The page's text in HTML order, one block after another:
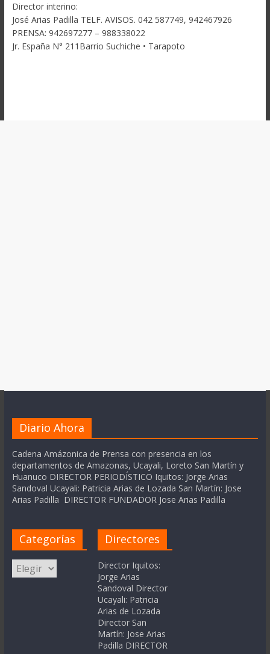
Director interino:
José Arias Padilla TELF. AVISOS. 042 587749, 942467926
PRENSA: 942697277 – 988338022
Jr. España N° 211Barrio Suchiche • Tarapoto
Diario Ahora
Cadena Amázonica de Prensa con presencia en los
departamentos de Amazonas, Ucayali, Loreto San Martín y
Huanuco DIRECTOR PERIODÍSTICO Iquitos: Jorge Arias
Sandoval Ucayali: Patricia Arias de Lozada San Martín: Jose
Arias Padilla DIRECTOR FUNDADOR Jose Arias Padilla
Categorías
Categorías
Directores
Director Iquitos:
Jorge Arias
Sandoval Director
Ucayali: Patricia
Arias de Lozada
Director San
Martín: Jose Arias
Padilla DIRECTOR